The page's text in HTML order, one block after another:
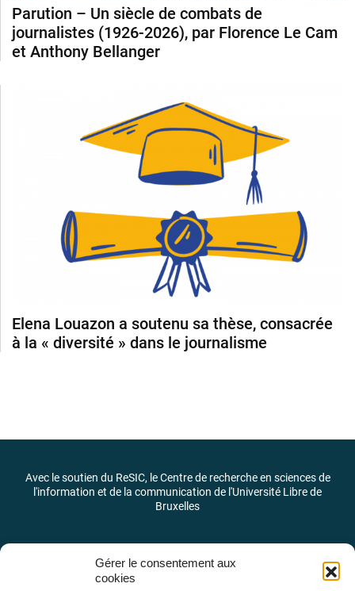
Gérer le consentement aux
cookies
Parution – Un siècle de combats de
journalistes (1926-2026), par Florence Le Cam
et Anthony Bellanger
Elena Louazon a soutenu sa thèse, consacrée
à la « diversité » dans le journalisme
Avec le soutien du ReSIC, le Centre de recherche en sciences de
l'information et de la communication de l'Université Libre de
Bruxelles